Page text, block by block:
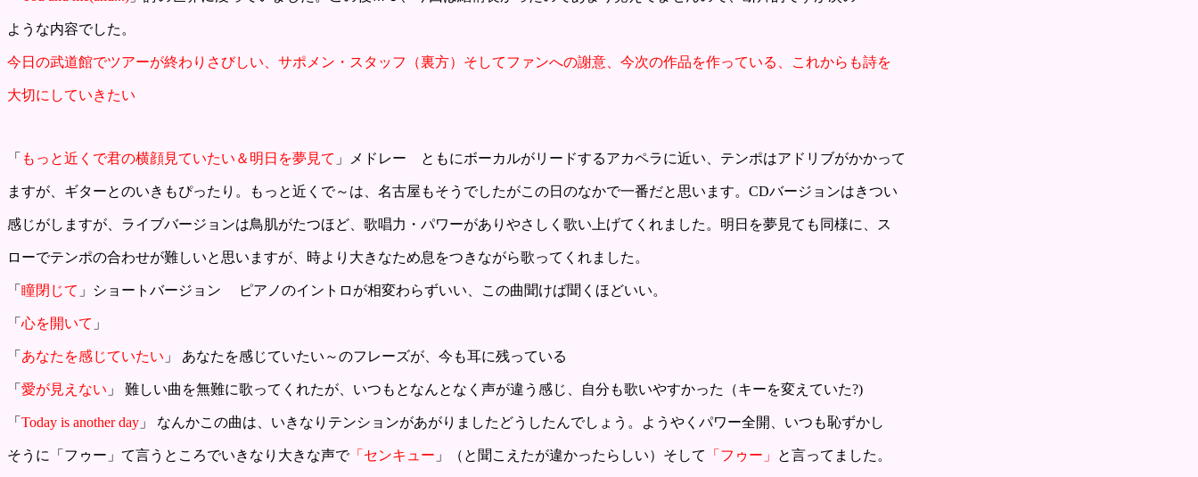
ような内容でした。
今日の武道館でツアーが終わりさびしい、サポメン・スタッフ（裏方）そしてファンへの謝意、今次の作品を作っている、 これからも詩を
大切にしていきたい
「 もっと近くで君の横顔見ていたい＆明日を夢見て 」メドレー ともにボーカルがリードするアカペラに近い、テンポはアドリブがかかって
ますが、ギターとのいきもぴったり。もっと近くで～は、名古屋もそうでしたがこの日のなかで一番だと思います。CDバージョンはきつい
感じがしますが、ライブバージョンは鳥肌がたつほど、歌唱力・パワーがありやさしく歌い上げてくれました。明日を夢見ても同様に、ス
ローでテンポの合わせが難しいと思いますが、時より大きなため息をつきながら歌ってくれました。
「 瞳閉じて 」ショートバージョン ピアノのイントロが相変わらずいい、この曲聞けば聞くほどいい。
「 心を開いて 」
「 あなたを感じていたい 」 あなたを感じていたい～のフレーズが、今も耳に残っている
「 愛が見えない 」 難しい曲を無難に歌ってくれたが、いつもとなんとなく声が違う感じ、自分も歌いやすかった（キーを変えていた?)
「 Today is another day 」 なんかこの曲は、いきなりテンションがあがりましたどうしたんでしょう。ようやくパワー全開、いつも恥ずかし
そうに「フゥー」て言うところでいきなり大きな声で「センキュー 」（と聞こえたが違かったらしい） そして 「フゥー」 と言ってました。